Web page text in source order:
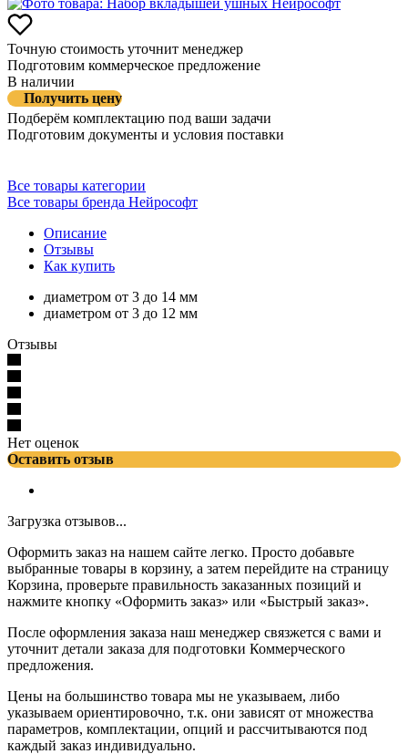
Точную стоимость уточнит менеджер
Подготовим коммерческое предложение
В наличии
Получить цену
Подберём комплектацию под ваши задачи
Подготовим документы и условия поставки
Все товары категории
Все товары бренда Нейрософт
Описание
Отзывы
Как купить
диаметром от 3 до 14 мм
диаметром от 3 до 12 мм
Отзывы
Нет оценок
Оставить отзыв
Загрузка отзывов...
Оформить заказ на нашем сайте легко. Просто добавьте
выбранные товары в корзину, а затем перейдите на страницу
Корзина, проверьте правильность заказанных позиций и
нажмите кнопку «Оформить заказ» или «Быстрый заказ».
После оформления заказа наш менеджер связжется с вами и
уточнит детали заказа для подготовки Коммерческого
предложения.
Цены на большинство товара мы не указываем, либо
указываем ориентировочно, т.к. они зависят от множества
параметров, комплектации, опций и рассчитываются под
каждый заказ индивидуально.